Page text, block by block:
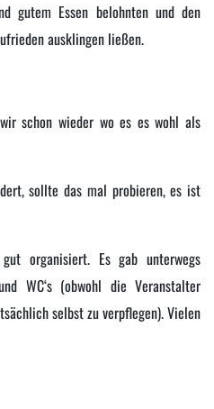
gutem Essen belohnten und den
ausklingen ließen.
schon wieder wo es es wohl als
sollte das mal probieren, es ist
organisiert. Es gab unterwegs
WC‘s (obwohl die Veranstalter
selbst zu verpflegen). Vielen